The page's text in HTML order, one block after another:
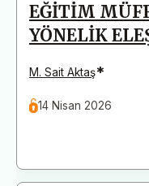
EĞİTİM
YÖNELİK
M. Sait Aktaş*
14 Nisan 2026